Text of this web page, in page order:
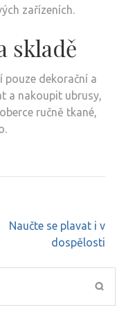
zařízeních.
skladě
pouze dekorační a
a nakoupit ubrusy,
ručně tkané,
Naučte se plavat i v
dospělosti